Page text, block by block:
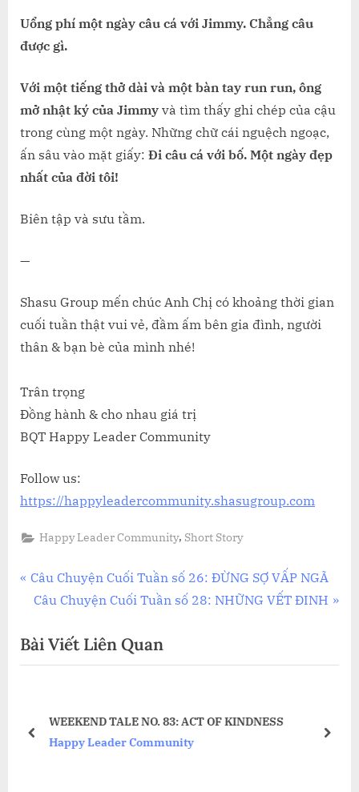
Uổng phí một ngày câu cá với Jimmy. Chẳng câu
được gì.
Với một tiếng thở dài và một bàn tay run run, ông
mở nhật ký của Jimmy và tìm thấy ghi chép của cậu
trong cùng một ngày. Những chữ cái nguệch ngoạc,
ấn sâu vào mặt giấy: Đi câu cá với bố. Một ngày đẹp
nhất của đời tôi!
Biên tập và sưu tầm.
—
Shasu Group mến chúc Anh Chị có khoảng thời gian
cuối tuần thật vui vẻ, đầm ấm bên gia đình, người
thân & bạn bè của mình nhé!
Trân trọng
Đồng hành & cho nhau giá trị
BQT Happy Leader Community
Follow us:
https://happyleadercommunity.shasugroup.com
Happy Leader Community, Short Story
Điều
hướng
bài
P
r
v
i
s
Câu Chuyện Cuối Tuần số 26: ĐỪNG SỢ VẤP NGÃ
N
x
t
s
Câu Chuyện Cuối Tuần số 28: NHỮNG VẾT ĐINH
Bài Viết Liên Quan
WEEKEND TALE NO. 83: ACT OF KINDNESS
Happy Leader Community
prev next